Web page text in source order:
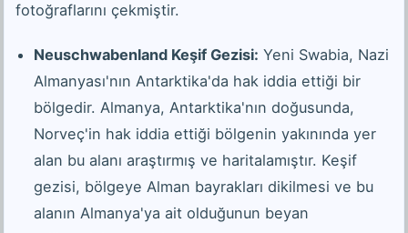
fotoğraflarını çekmiştir.
Neuschwabenland Keşif Gezisi: Yeni Swabia, Nazi
Almanyası'nın Antarktika'da hak iddia ettiği bir
bölgedir. Almanya, Antarktika'nın doğusunda,
Norveç'in hak iddia ettiği bölgenin yakınında yer
alan bu alanı araştırmış ve haritalamıştır. Keşif
gezisi, bölgeye Alman bayrakları dikilmesi ve bu
alanın Almanya'ya ait olduğunun beyan